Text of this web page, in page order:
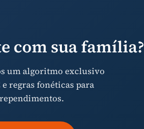
com sua família?
um algoritmo exclusivo
regras fonéticas para